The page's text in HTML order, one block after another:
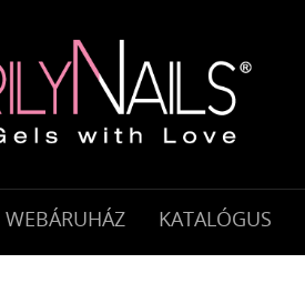
WEBÁRUHÁZ KATALÓGUS